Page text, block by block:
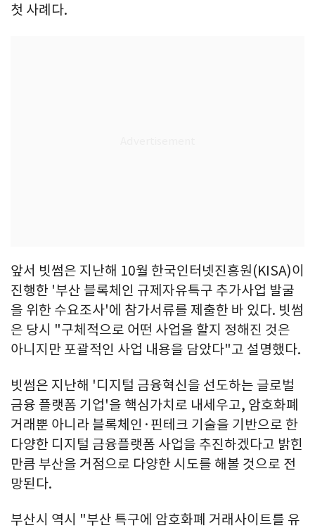
첫 사례다.
앞서 빗썸은 지난해 10월 한국인터넷진흥원(KISA)이
진행한 '부산 블록체인 규제자유특구 추가사업 발굴
을 위한 수요조사'에 참가서류를 제출한 바 있다. 빗썸
은 당시 "구체적으로 어떤 사업을 할지 정해진 것은
아니지만 포괄적인 사업 내용을 담았다"고 설명했다.
빗썸은 지난해 '디지털 금융혁신을 선도하는 글로벌
금융 플랫폼 기업'을 핵심가치로 내세우고, 암호화폐
거래뿐 아니라 블록체인·핀테크 기술을 기반으로 한
다양한 디지털 금융플랫폼 사업을 추진하겠다고 밝힌
만큼 부산을 거점으로 다양한 시도를 해볼 것으로 전
망된다.
부산시 역시 "부산 특구에 암호화폐 거래사이트를 유